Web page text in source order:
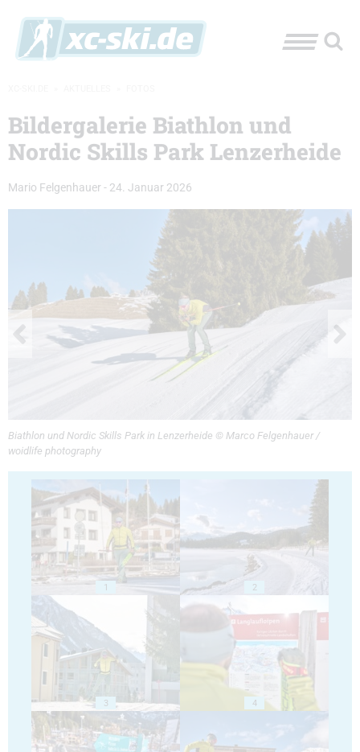
Bildergalerie Biathlon und
Nordic Skills Park Lenzerheide
Mario Felgenhauer - 24. Januar 2026
Biathlon und Nordic Skills Park in Lenzerheide © Marco Felgenhauer /
woidlife photography
1 2
3 4